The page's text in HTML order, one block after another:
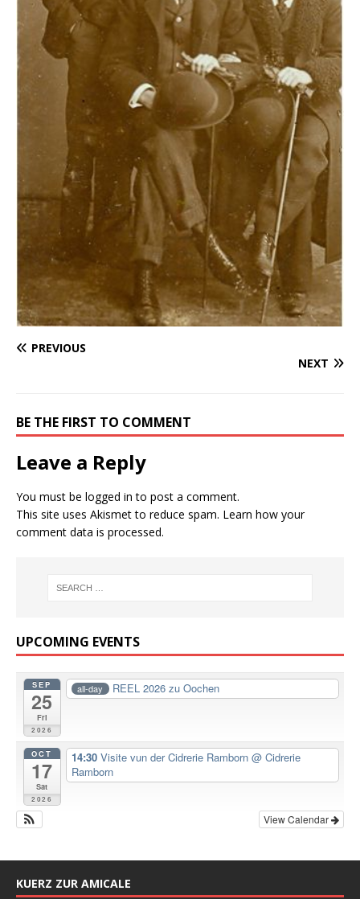
PREVIOUS
NEXT
BE THE FIRST TO COMMENT
Leave a Reply
You must be logged in to post a comment.
This site uses Akismet to reduce spam. Learn how your
comment data is processed.
UPCOMING EVENTS
SEP
25
Fri
2026
all-day REEL 2026 zu Oochen
OCT
17
Sat
2026
14:30 Visite vun der Cidrerie Ramborn @ Cidrerie
Ramborn
View Calendar
KUERZ ZUR AMICALE